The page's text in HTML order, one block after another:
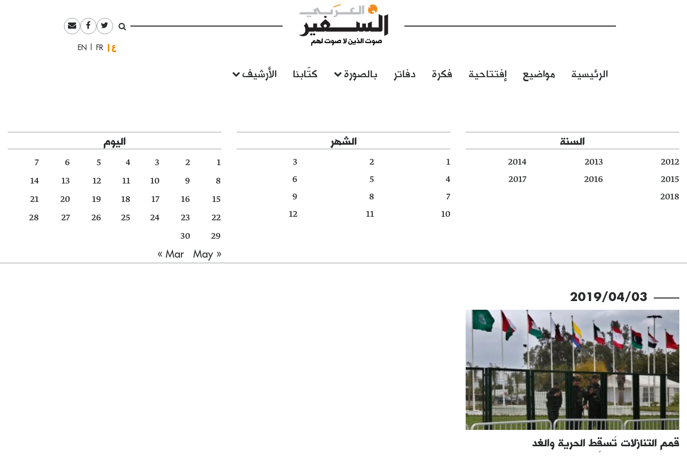
العربيةFrançais
English
الرئيسية مواضيع إفتتاحية فكرة دفاتر بالصورة كتّابنا الأرشيف
السنة
2012
2013
2014
2015
2016
2017
2018
الشهر
1
2
3
4
5
6
7
8
9
10
11
12
اليوم
1
2
3
4
5
6
7
8
9
10
11
12
13
14
15
16
17
18
19
20
21
22
23
24
25
26
27
28
29
30
« Mar
May »
2019/04/03
قمم التنازلات تُسقِط الحرية والغد